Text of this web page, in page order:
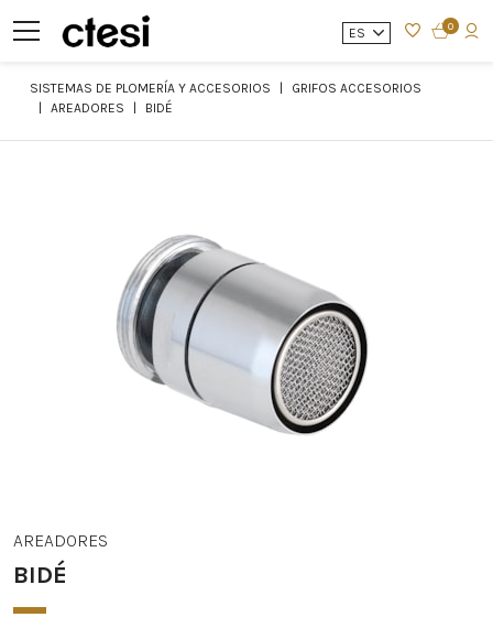
ES 0
SISTEMAS DE PLOMERÍA Y ACCESORIOS
GRIFOS ACCESORIOS
AREADORES
BIDÉ
AREADORES
BIDÉ